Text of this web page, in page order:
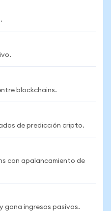
blockchains.
de predicción cripto.
con apalancamiento de
gana ingresos pasivos.